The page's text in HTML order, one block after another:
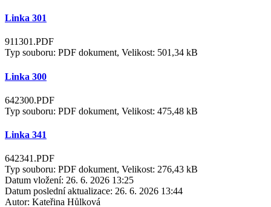
Linka 301
911301.PDF
Typ souboru: PDF dokument, Velikost: 501,34 kB
Linka 300
642300.PDF
Typ souboru: PDF dokument, Velikost: 475,48 kB
Linka 341
642341.PDF
Typ souboru: PDF dokument, Velikost: 276,43 kB
Datum vložení: 26. 6. 2026 13:25
Datum poslední aktualizace: 26. 6. 2026 13:44
Autor: Kateřina Hůlková